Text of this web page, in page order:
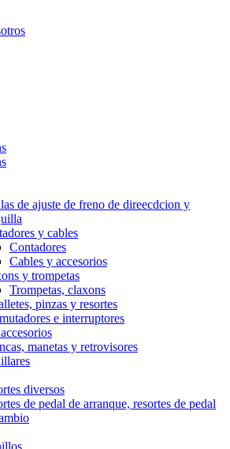
de ajuste de freno de direecdcion y
y cables
Contadores
Cables y accesorios
y trompetas
Trompetas, claxons
pinzas y resortes
e interruptores
manetas y retrovisores
diversos
de pedal de arranque, resortes de pedal